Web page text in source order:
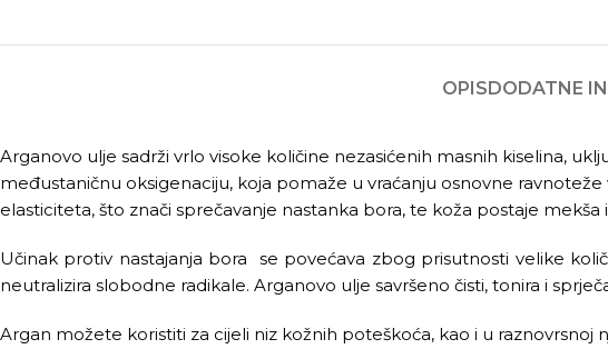
OPISDODATNE
Arganovo ulje sadrži vrlo visoke količine nezasićenih masnih kiselina,
međustaničnu oksigenaciju, koja pomaže u vraćanju osnovne
elasticiteta, što znači sprečavanje nastanka bora, te koža postaje mekša
Učinak protiv nastajanja bora se povećava zbog prisutnosti velike
neutralizira slobodne radikale. Arganovo ulje savršeno čisti, tonira i
Argan možete koristiti za cijeli niz kožnih poteškoća, kao i u